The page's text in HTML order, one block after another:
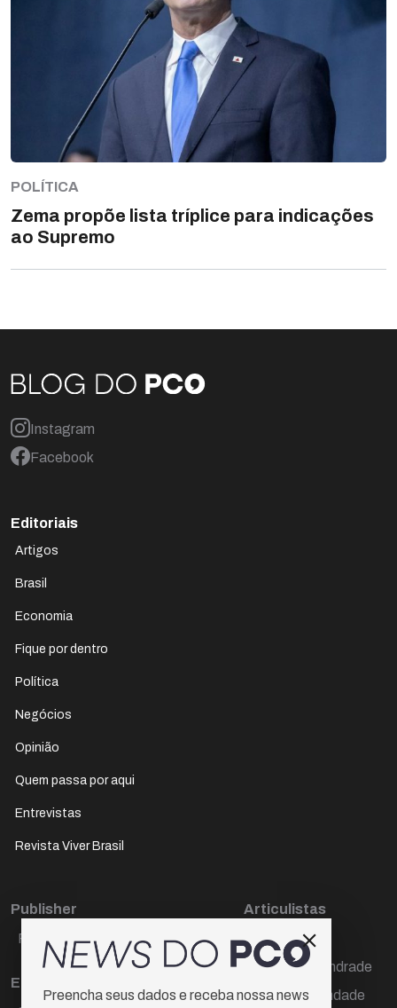
POLÍTICA
Zema propõe lista tríplice para indicações
ao Supremo
Instagram
Facebook
Editoriais
Artigos
Brasil
Economia
Fique por dentro
Política
Negócios
Opinião
Quem passa por aqui
Entrevistas
Revista Viver Brasil
Publisher
Paulo Cesar de Oliveira
Editora Chefe
Articulistas
Décio Freire
Dr Marcos Andrade
Hamilton Trindade
Preencha seus dados e receba nossa news